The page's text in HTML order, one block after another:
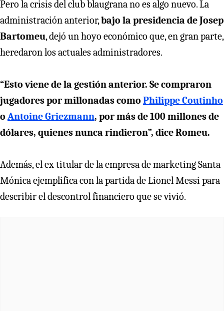
Pero la crisis del club blaugrana no es algo nuevo. La
administración anterior,bajo la presidencia de Josep
Bartomeu, dejó un hoyo económico que, en gran parte,
heredaron los actuales administradores.
“Esto viene de la gestión anterior. Se compraron
jugadores por millonadas como Philippe Coutinho
o Antoine Griezmann, por más de 100 millones de
dólares, quienes nunca rindieron”, dice Romeu.
Además, el ex titular de la empresa de marketing Santa
Mónica ejemplifica con la partida de Lionel Messi para
describir el descontrol financiero que se vivió.